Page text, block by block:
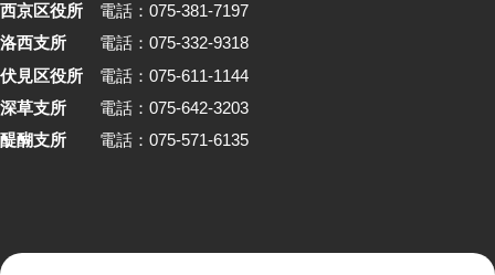
西京区役所
電話：075-381-7197
洛西支所
電話：075-332-9318
伏見区役所
電話：075-611-1144
深草支所
電話：075-642-3203
醍醐支所
電話：075-571-6135